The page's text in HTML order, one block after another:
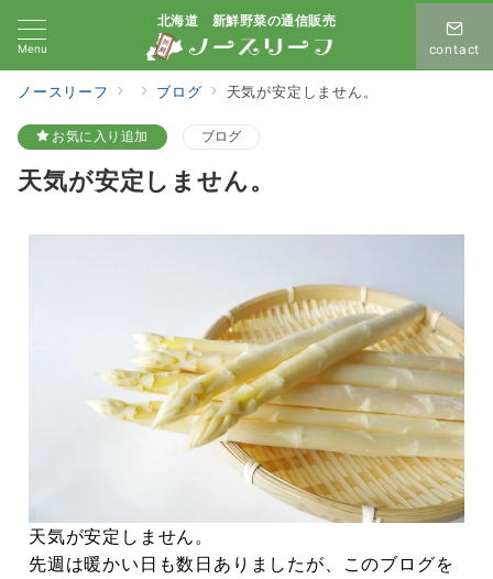
Menu
北海道 新鮮野菜の通信販売
contact
ノースリーフ ブログ 天気が安定しません。
お気に入り追加 ブログ
天気が安定しません。
天気が安定しません。
先週は暖かい日も数日ありましたが、このブログを